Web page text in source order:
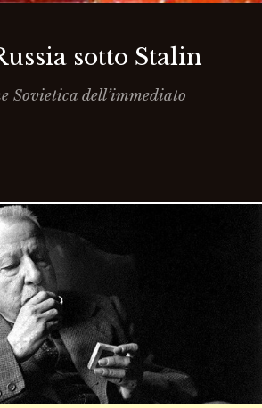
sotto Stalin
Sovietica dell’immediato